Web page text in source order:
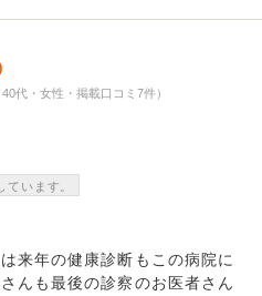
代・女性・掲載口コミ7件）
ています。
来年の健康診断もこの病院に
んも最後の診察のお医者さん